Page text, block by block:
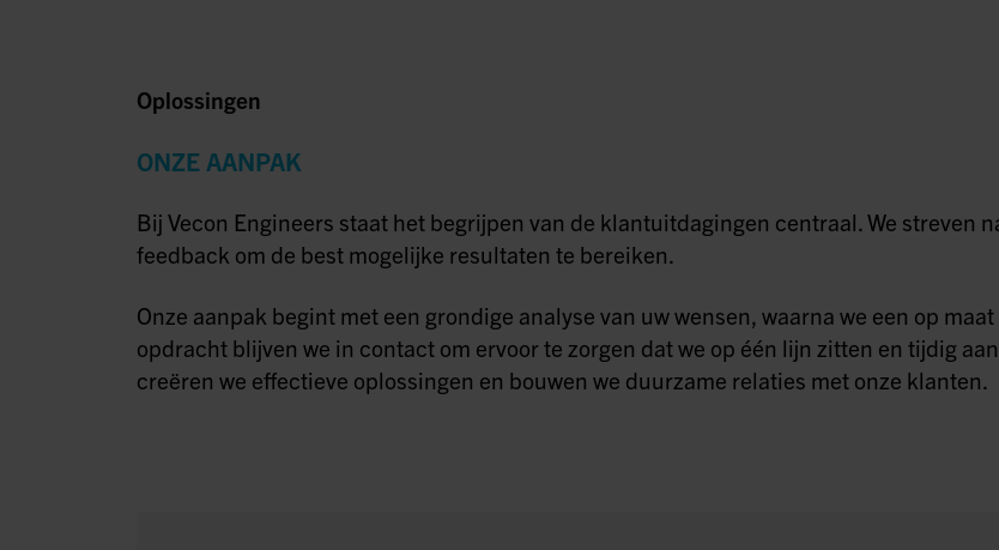
Oplossingen
ONZE AANPAK
Bij Vecon Engineers staat het begrijpen van de klantuitdagingen centraal. We streven
feedback om de best mogelijke resultaten te bereiken.
Onze aanpak begint met een grondige analyse van uw wensen, waarna we een op
opdracht blijven we in contact om ervoor te zorgen dat we op één lijn zitten en tijdig
creëren we effectieve oplossingen en bouwen we duurzame relaties met onze klanten.